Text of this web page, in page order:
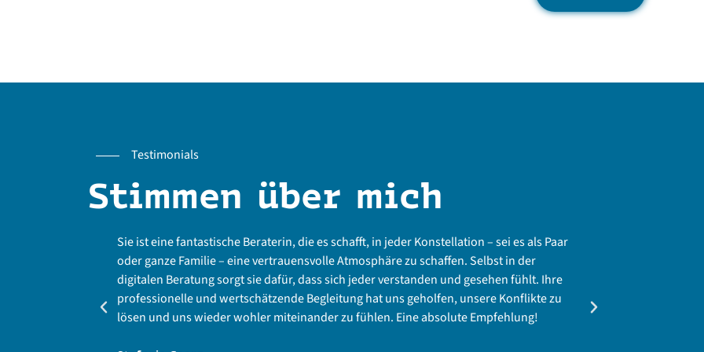
Testimonials
Stimmen über mich
Sie ist eine fantastische Beraterin, die es schafft, in jeder Konstellation – sei es als Paar
oder ganze Familie – eine vertrauensvolle Atmosphäre zu schaffen. Selbst in der
digitalen Beratung sorgt sie dafür, dass sich jeder verstanden und gesehen fühlt. Ihre
professionelle und wertschätzende Begleitung hat uns geholfen, unsere Konflikte zu
lösen und uns wieder wohler miteinander zu fühlen. Eine absolute Empfehlung!